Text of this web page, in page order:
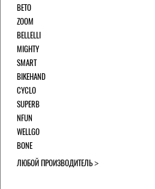
BETO
ZOOM
BELLELLI
MIGHTY
SMART
BIKEHAND
CYCLO
SUPERB
NFUN
WELLGO
BONE
ЛЮБОЙ ПРОИЗВОДИТЕЛЬ